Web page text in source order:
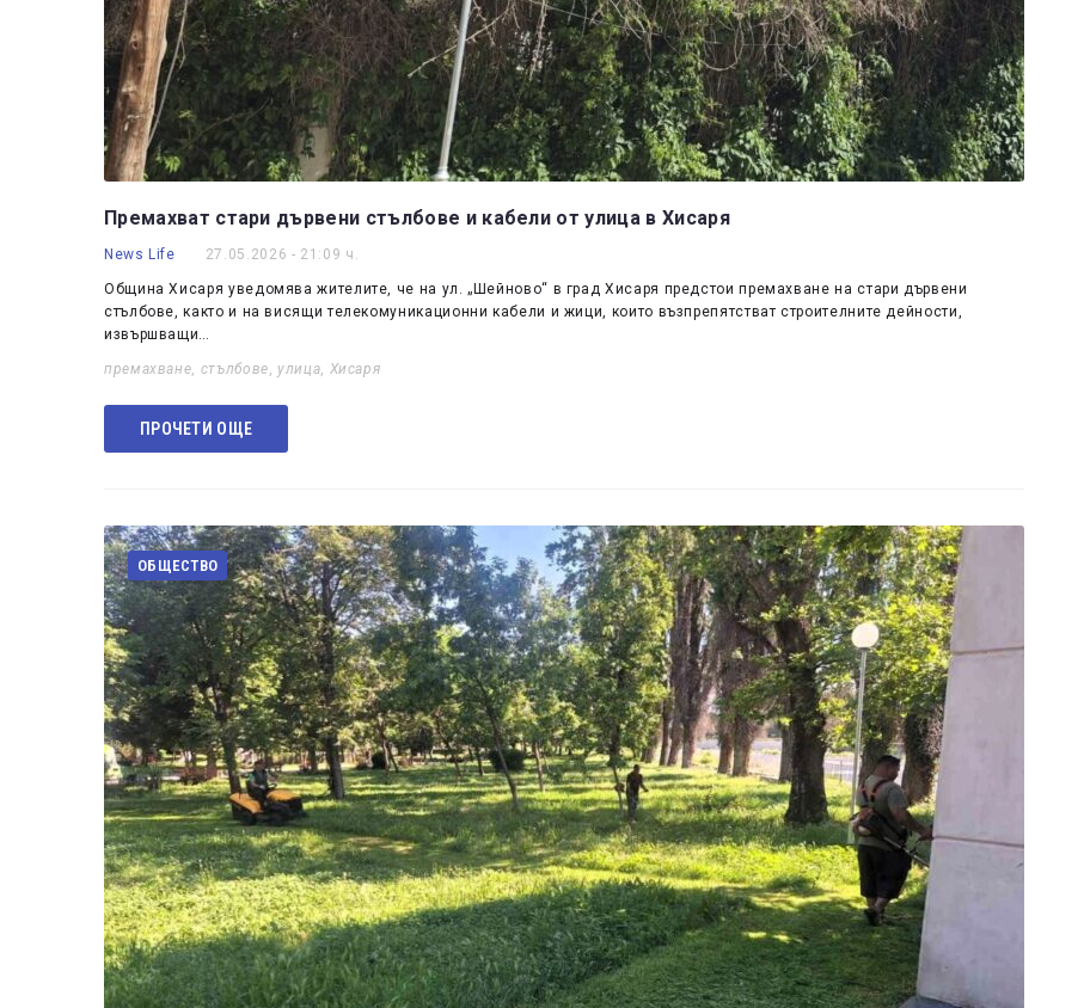
Премахват стари дървени стълбове и кабели от улица в Хисаря
News Life 27.05.2026 - 21:09 ч.
Община Хисаря уведомява жителите, че на ул. „Шейново“ в град Хисаря предстои премахване на стари дървени
стълбове, както и на висящи телекомуникационни кабели и жици, които възпрепятстват строителните дейности,
извършващи…
премахване, стълбове, улица, Хисаря
ПРОЧЕТИ ОЩЕ
ОБЩЕСТВО